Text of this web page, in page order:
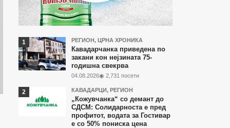
Најчитани
во
последните
7
дена
РЕГИОН, ЦРНА ХРОНИКА
Кавадарчанка приведена по
закани кон нејзината 75-
годишна свекрва
04.08.2026◉ 2,731 посети
КАВАДАРЦИ, РЕГИОН
„Кожувчанка“ со демант до
СДСМ: Солидарноста е пред
профитот, водата за Гостивар
е со 50% пониска цена